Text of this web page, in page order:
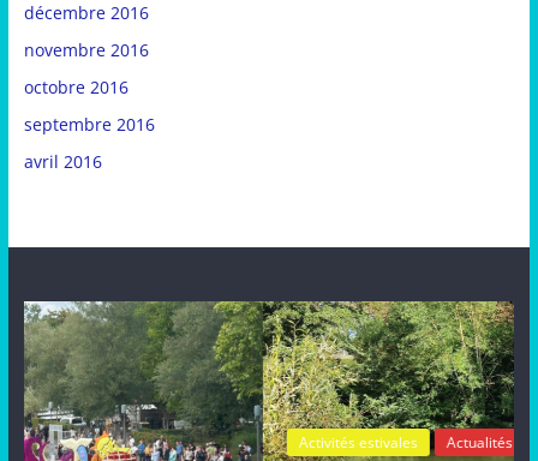
décembre 2016
novembre 2016
octobre 2016
septembre 2016
avril 2016
Activités estivales Actualités